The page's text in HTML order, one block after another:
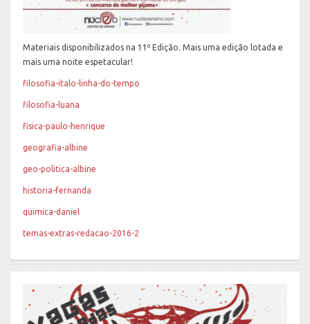
Materiais disponibilizados na 11º Edição. Mais uma edição lotada e
mais uma noite espetacular!
filosofia-italo-linha-do-tempo
filosofia-luana
fisica-paulo-henrique
geografia-albine
geo-politica-albine
historia-fernanda
quimica-daniel
temas-extras-redacao-2016-2